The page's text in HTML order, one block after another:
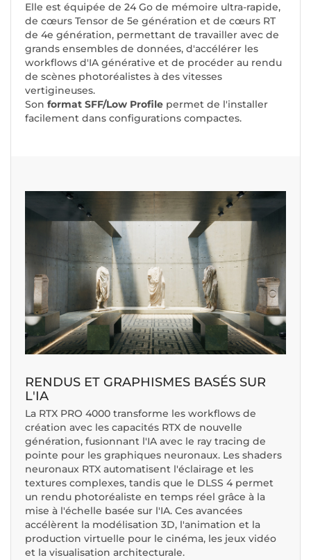
Elle est équipée de 24 Go de mémoire ultra-rapide,
de cœurs Tensor de 5e génération et de cœurs RT
de 4e génération, permettant de travailler avec de
grands ensembles de données, d'accélérer les
workflows d'IA générative et de procéder au rendu
de scènes photoréalistes à des vitesses
vertigineuses.
Son format SFF/Low Profile permet de l'installer
facilement dans configurations compactes.
RENDUS ET GRAPHISMES BASÉS SUR
L'IA
La RTX PRO 4000 transforme les workflows de
création avec les capacités RTX de nouvelle
génération, fusionnant l'IA avec le ray tracing de
pointe pour les graphiques neuronaux. Les shaders
neuronaux RTX automatisent l'éclairage et les
textures complexes, tandis que le DLSS 4 permet
un rendu photoréaliste en temps réel grâce à la
mise à l'échelle basée sur l'IA. Ces avancées
accélèrent la modélisation 3D, l'animation et la
production virtuelle pour le cinéma, les jeux vidéo
et la visualisation architecturale.